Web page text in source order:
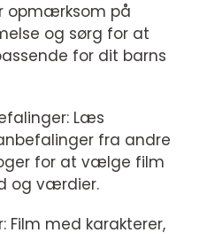
opmærksom på
og sørg for at
for dit barns
Læs
fra andre
for at vælge film
og værdier.
Film med karakterer,